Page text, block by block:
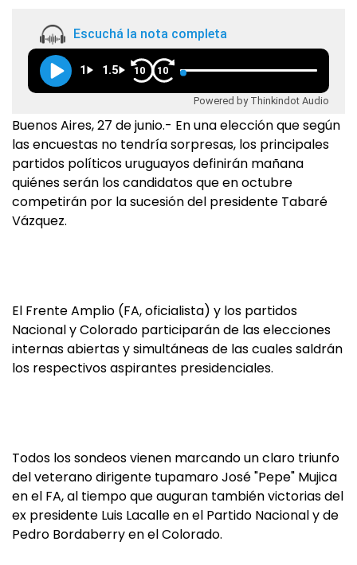
Escuchá la nota completa
1 1.5 10 10
Powered by Thinkindot Audio
Buenos Aires, 27 de junio.- En una elección que según
las encuestas no tendría sorpresas, los principales
partidos políticos uruguayos definirán mañana
quiénes serán los candidatos que en octubre
competirán por la sucesión del presidente Tabaré
Vázquez.
El Frente Amplio (FA, oficialista) y los partidos
Nacional y Colorado participarán de las elecciones
internas abiertas y simultáneas de las cuales saldrán
los respectivos aspirantes presidenciales.
Todos los sondeos vienen marcando un claro triunfo
del veterano dirigente tupamaro José "Pepe" Mujica
en el FA, al tiempo que auguran también victorias del
ex presidente Luis Lacalle en el Partido Nacional y de
Pedro Bordaberry en el Colorado.